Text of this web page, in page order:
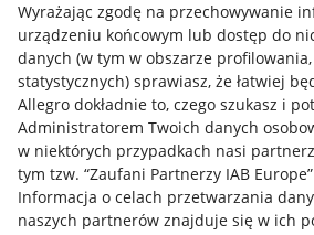
Wyrażając zgodę na przechowywanie
urządzeniu końcowym lub dostęp do
danych (w tym w obszarze
statystycznych) sprawiasz, że łatwiej
Allegro dokładnie to, czego szukasz i
Administratorem Twoich danych
w niektórych przypadkach nasi
tym tzw. “Zaufani Partnerzy IAB
Informacja o celach przetwarzania
naszych partnerów znajduje się w ich
Przydatne informacje